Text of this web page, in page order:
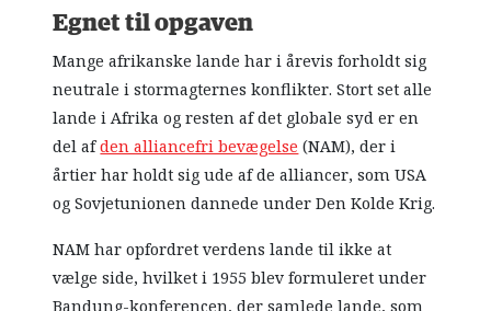
Egnet til opgaven
Mange afrikanske lande har i årevis forholdt sig
neutrale i stormagternes konflikter. Stort set alle
lande i Afrika og resten af det globale syd er en
del afden alliancefri bevægelse (NAM), der i
årtier har holdt sig ude af de alliancer, som USA
og Sovjetunionen dannede under Den Kolde Krig.
NAM har opfordret verdens lande til ikke at
vælge side, hvilket i 1955 blev formuleret under